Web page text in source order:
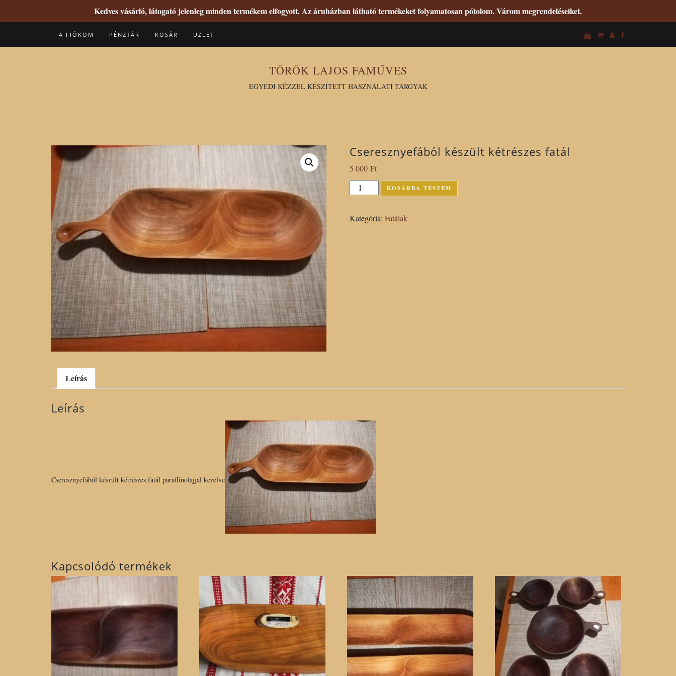
Kedves vásárló, látogató jelenleg minden termékem elfogyott. Az áruházban látható termékeket folyamatosan pótolom. Várom megrendeléseiket.
A FIÓKOM PÉNZTÁR KOSÁR ÜZLET
TÖRÖK LAJOS FAMŰVES
EGYEDI KÉZZEL KÉSZÍTETT HASZNÁLATI TÁRGYAK
Cseresznyefából készült kétrészes fatál
5 000 Ft
Cseresznyefából
készült
fatál
KOSÁRBA TESZEM
Kategória: Fatálak
Leírás
Leírás
Cseresznyefából készült kétrészes fatál paraffinolajjal kezelve
Kapcsolódó termékek